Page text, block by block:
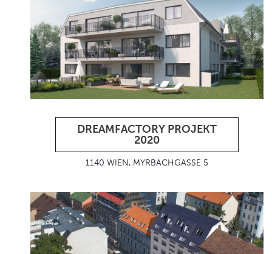
DREAMFACTORY PROJEKT
2020
1140 WIEN, MYRBACHGASSE 5